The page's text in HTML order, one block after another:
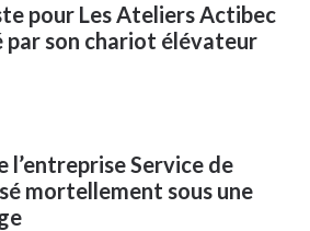
pour Les Ateliers Actibec
par son chariot élévateur
l’entreprise Service de
mortellement sous une